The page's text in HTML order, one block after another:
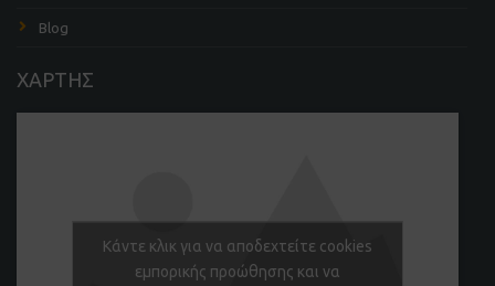
Blog
ΧΑΡΤΗΣ
Κάντε κλικ για να αποδεχτείτε cookies
εμπορικής προώθησης και να